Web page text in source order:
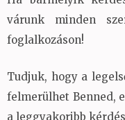
várunk minden
foglalkozáson!
Tudjuk, hogy a
felmerülhet Benned,
a leggyakoribb